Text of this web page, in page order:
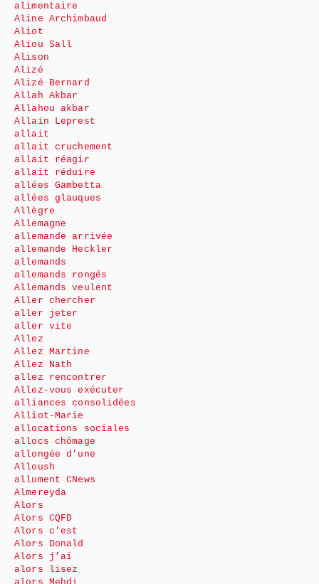
alimentaire
Aline Archimbaud
Aliot
Aliou Sall
Alison
Alizé
Alizé Bernard
Allah Akbar
Allahou akbar
Allain Leprest
allait
allait cruchement
allait réagir
allait réduire
allées Gambetta
allées glauques
Allègre
Allemagne
allemande arrivée
allemande Heckler
allemands
allemands rongés
Allemands veulent
Aller chercher
aller jeter
aller vite
Allez
Allez Martine
Allez Nath
allez rencontrer
Allez-vous exécuter
alliances consolidées
Alliot-Marie
allocations sociales
allocs chômage
allongée d’une
Alloush
allument CNews
Almereyda
Alors
Alors CQFD
Alors c’est
Alors Donald
Alors j’ai
alors lisez